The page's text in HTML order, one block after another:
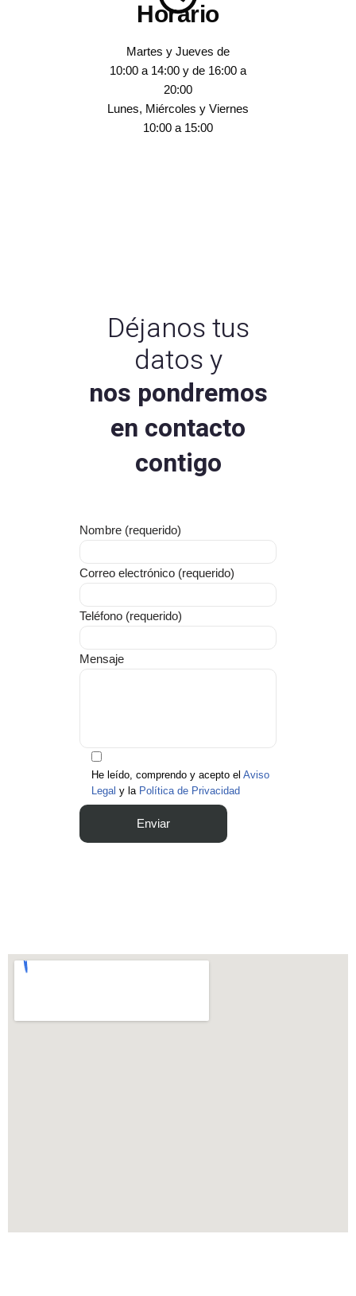
Horario
Martes y Jueves de
10:00 a 14:00 y de 16:00 a
20:00
Lunes, Miércoles y Viernes
10:00 a 15:00
Déjanos tus
datos y
nos pondremos
en contacto
contigo
Nombre (requerido)
Correo electrónico (requerido)
Teléfono (requerido)
Mensaje
He leído, comprendo y acepto el Aviso
Legal y la Política de Privacidad